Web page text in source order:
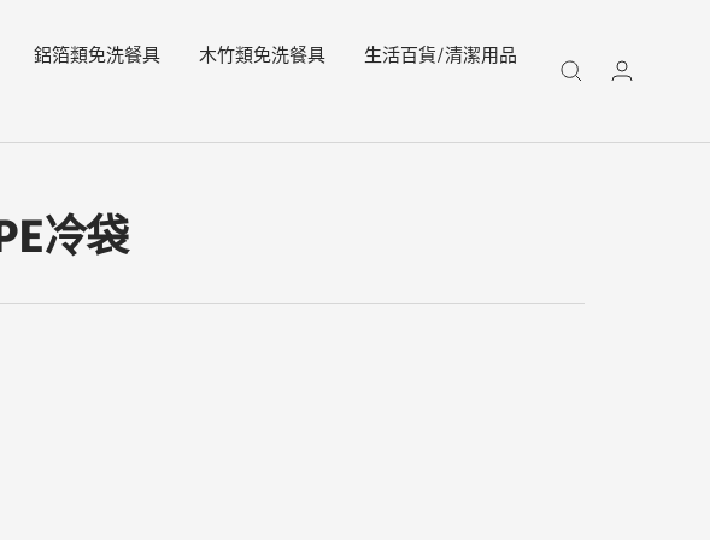
鋁箔類免洗餐具 木竹類免洗餐具
生活百貨/清潔用品
PE冷袋